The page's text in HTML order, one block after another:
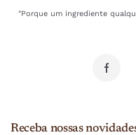
"Porque um ingrediente
Receba nossas